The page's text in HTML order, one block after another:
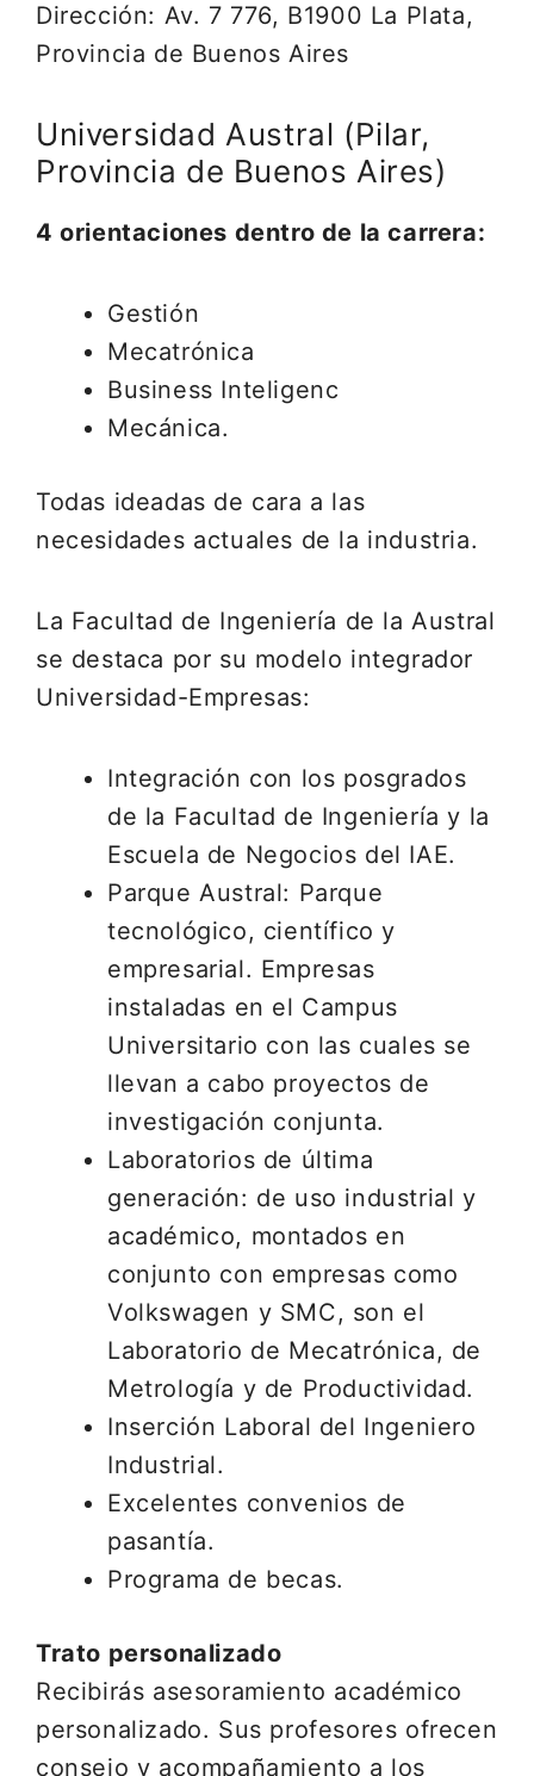
Dirección: Av. 7 776, B1900 La Plata,
Provincia de Buenos Aires
Universidad Austral (Pilar,
Provincia de Buenos Aires)
4 orientaciones dentro de la carrera:
Gestión
Mecatrónica
Business Inteligenc
Mecánica.
Todas ideadas de cara a las
necesidades actuales de la industria.
La Facultad de Ingeniería de la Austral
se destaca por su modelo integrador
Universidad-Empresas:
Integración con los posgrados
de la Facultad de Ingeniería y la
Escuela de Negocios del IAE.
Parque Austral: Parque
tecnológico, científico y
empresarial. Empresas
instaladas en el Campus
Universitario con las cuales se
llevan a cabo proyectos de
investigación conjunta.
Laboratorios de última
generación: de uso industrial y
académico, montados en
conjunto con empresas como
Volkswagen y SMC, son el
Laboratorio de Mecatrónica, de
Metrología y de Productividad.
Inserción Laboral del Ingeniero
Industrial.
Excelentes convenios de
pasantía.
Programa de becas.
Trato personalizado
Recibirás asesoramiento académico
personalizado. Sus profesores ofrecen
consejo y acompañamiento a los